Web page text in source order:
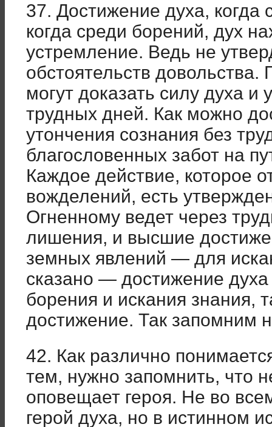
37. Достижение духа,
когда среди борений, дух
устремление. Ведь не
обстоятельств
могут доказать силу духа
трудных дней. Как можно
утончения сознания без
благословенных забот на
Каждое действие, которое
вожделений, есть
Огненному ведет через
лишения, и высшие
земных явлений — для
сказано — достижение духа
борения и искания знания,
достижение. Так запомним
42. Как различно
тем, нужно запомнить, что
оповещает героя. Не во
герой духа, но в истинном